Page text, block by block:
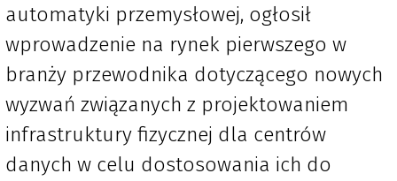
automatyki przemysłowej, ogłosił
wprowadzenie na rynek pierwszego w
branży przewodnika dotyczącego nowych
wyzwań związanych z projektowaniem
infrastruktury fizycznej dla centrów
danych w celu dostosowania ich do